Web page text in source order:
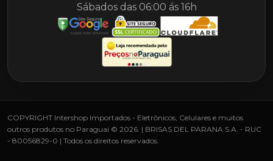
Sábados das 06:00 ás 16h
COPYRIGHT Intershop Importados - Eletrônicos, Celulares e muitos
outros produtos no Paraguai © 2026. | BRISAS DEL PARANA S.A. - RUC
- 80056829-0 | Todos os direitos reservados.